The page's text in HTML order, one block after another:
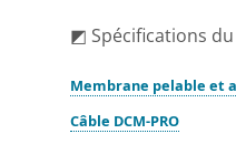
◩ Spécifications
Membrane pelable et
Câble DCM-PRO